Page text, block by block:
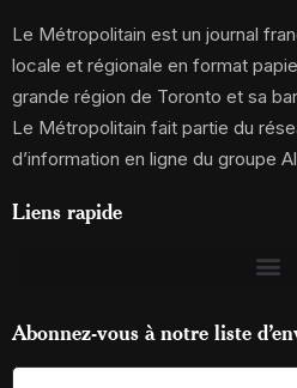
Le Métropolitain est un journal
locale et régionale en format
grande région de Toronto et sa
Le Métropolitain fait partie du
d’information en ligne du groupe
Liens rapide
Abonnez-vous à notre liste